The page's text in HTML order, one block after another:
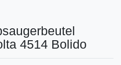
4514 Bolido